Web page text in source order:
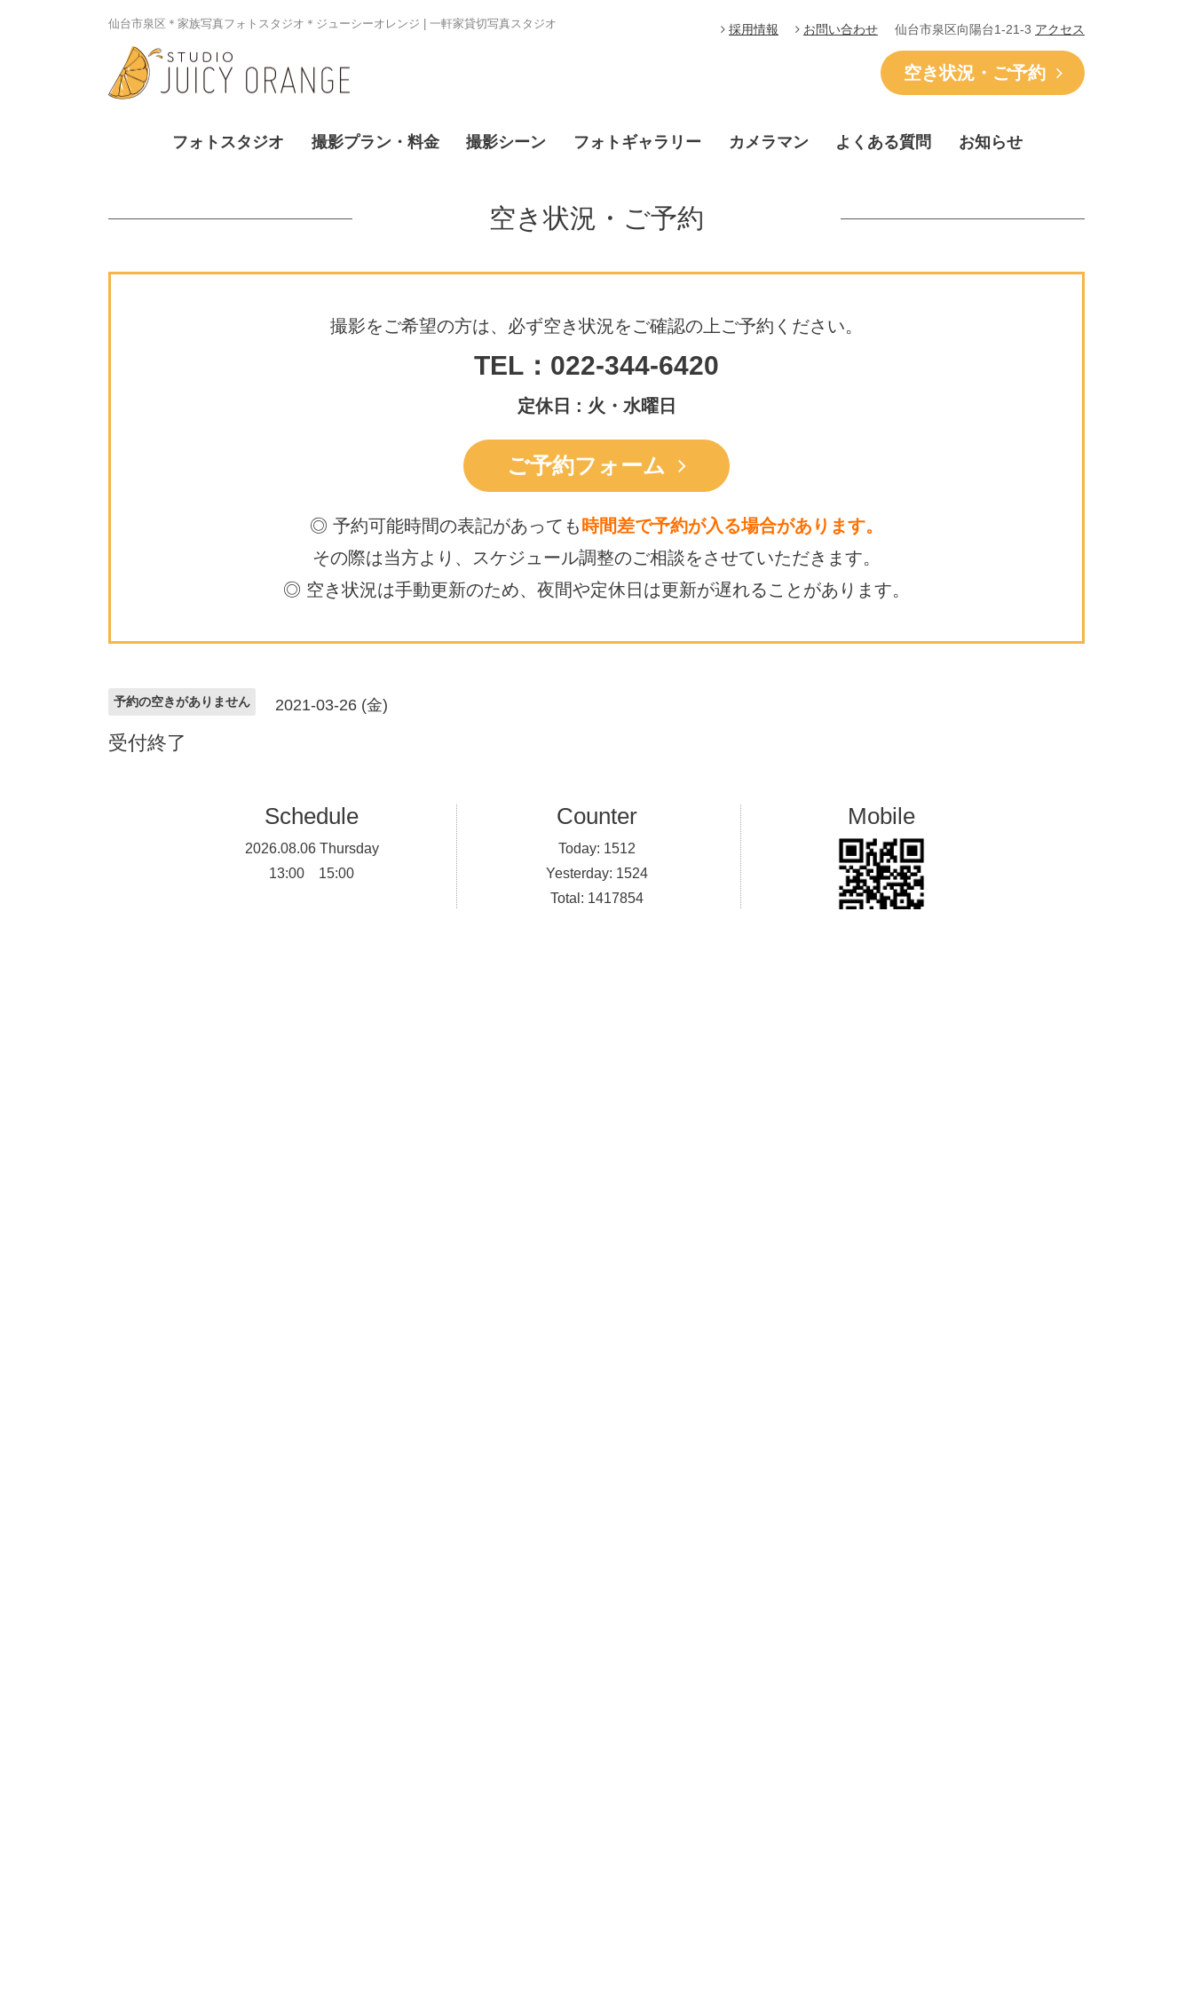
仙台市泉区＊家族写真フォトスタジオ＊ジューシーオレンジ | 一軒家貸切写真スタジオ 採用情報 お問い合わせ 仙台市泉区向陽台1-21-3 アクセス
空き状況・ご予約
フォトスタジオ 撮影プラン・料金 撮影シーン フォトギャラリー カメラマン よくある質問 お知らせ
空き状況・ご予約
撮影をご希望の方は、必ず空き状況をご確認の上ご予約ください。
TEL：022-344-6420
定休日 : 火・水曜日
ご予約フォーム
◎ 予約可能時間の表記があっても 時間差で予約が入る場合があります。
その際は当方より、スケジュール調整のご相談をさせていただきます。
◎ 空き状況は手動更新のため、 夜間や定休日は更新が遅れることがあります。
予約の空きがありません 2021-03-26 (金)
受付終了
Schedule
2026.08.06 Thursday
13:00 15:00
Counter
Today: 1512
Yesterday: 1524
Total: 1417854
Mobile